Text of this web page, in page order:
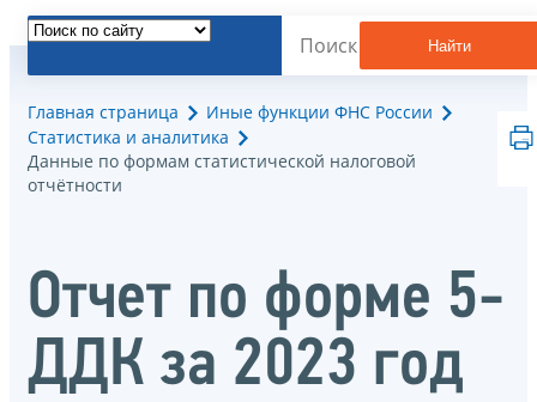
Найти
Главная страница
Иные функции ФНС России
Статистика и аналитика
Данные по формам статистической налоговой
отчётности
Отчет по форме 5-
ДДК за 2023 год